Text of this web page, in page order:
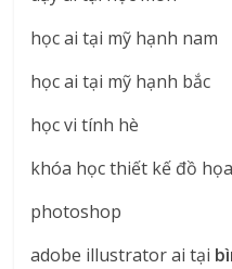
học ai tại mỹ hạnh nam
học ai tại mỹ hạnh bắc
học vi tính hè
khóa học thiết kế đồ
photoshop
adobe illustrator ai tại